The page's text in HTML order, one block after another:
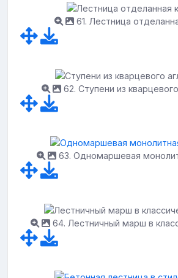
61. Лестница
62. Ступени из
63. Одномаршевая
64. Лестничный марш в